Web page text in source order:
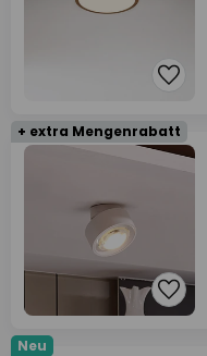
+ extra Mengenrabatt
Neu